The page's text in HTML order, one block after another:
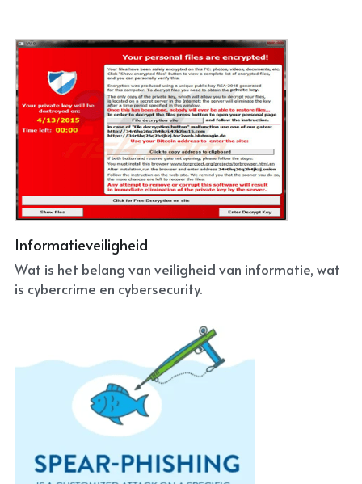
Informatieveiligheid
Wat is het belang van veiligheid van informatie, wat
is cybercrime en cybersecurity.